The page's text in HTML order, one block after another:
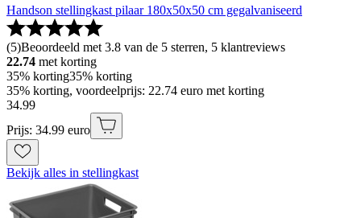
Handson stellingkast pilaar 180x50x50 cm gegalvaniseerd
(5)Beoordeeld met 3.8 van de 5 sterren, 5 klantreviews
22.74 met korting
35% korting35% korting
35% korting, voordeelprijs: 22.74 euro met korting
34.99
Prijs: 34.99 euro
Bekijk alles in stellingkast